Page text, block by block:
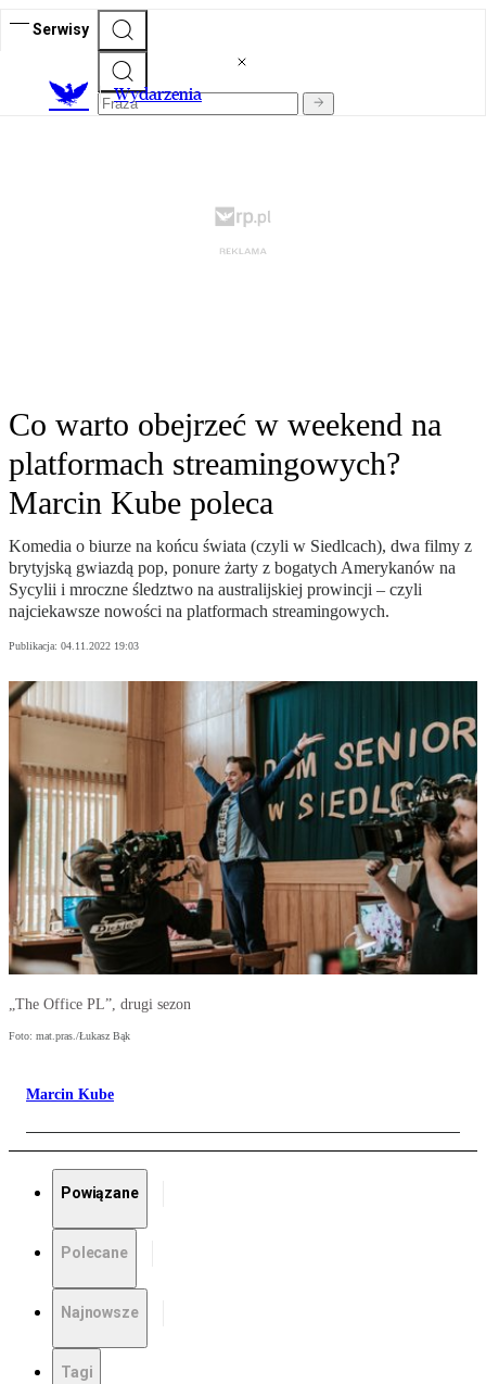
Serwisy
Wydarzenia
Co warto obejrzeć w weekend na
platformach streamingowych?
Marcin Kube poleca
Komedia o biurze na końcu świata (czyli w Siedlcach), dwa filmy z
brytyjską gwiazdą pop, ponure żarty z bogatych Amerykanów na
Sycylii i mroczne śledztwo na australijskiej prowincji – czyli
najciekawsze nowości na platformach streamingowych.
Publikacja: 04.11.2022 19:03
„The Office PL”, drugi sezon
Foto: mat.pras./Łukasz Bąk
Marcin Kube
Powiązane
Polecane
Najnowsze
Tagi